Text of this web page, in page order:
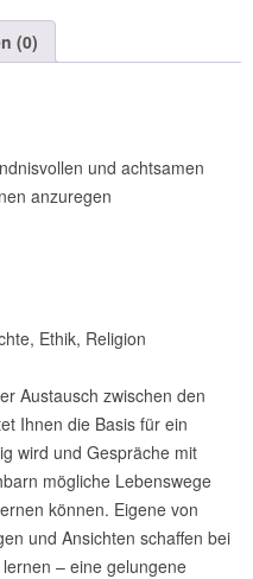
(0)
und achtsamen
anzuregen
Ethik, Religion
Austausch zwischen den
Ihnen die Basis für ein
wird und Gespräche mit
mögliche Lebenswege
können. Eigene von
und Ansichten schaffen bei
– eine gelungene